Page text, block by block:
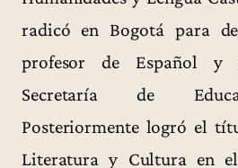
radicó en Bogotá para
profesor de Español
Secretaría de
Posteriormente logró el
Literatura y Cultura en